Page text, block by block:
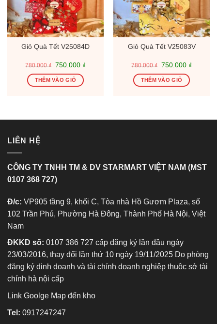
Giỏ Quà Tết V25084D
780.000₫
Giá
là:
780.000 ₫.
750.000 ₫Giá
THÊM VÀO GIỎ
Giỏ Quà Tết V25083V
780.000₫
Giá
là:
780.000 ₫.
750.000 ₫Giá
THÊM VÀO GIỎ
LIÊN HỆ
CÔNG TY TNHH TM & DV STARMART VIỆT NAM (MST
0107 368 727)
Đ/c: VP905 tầng 9, khối C, Tòa nhà Hồ Gươm Plaza, số
102 Trần Phú, Phường Hà Đông, Thành Phố Hà Nội, Việt
Nam
ĐKKD số: 0107 386 727 cấp đăng ký lần đầu ngày
23/03/2016, thay đổi lần thứ 10 ngày 19/11/2025 Do phòng
đăng ký dinh doanh và tài chính doanh nghiệp thuộc sở tài
chính hà nội cấp
Link Goolge Map đến kho
Tel: 0917247247